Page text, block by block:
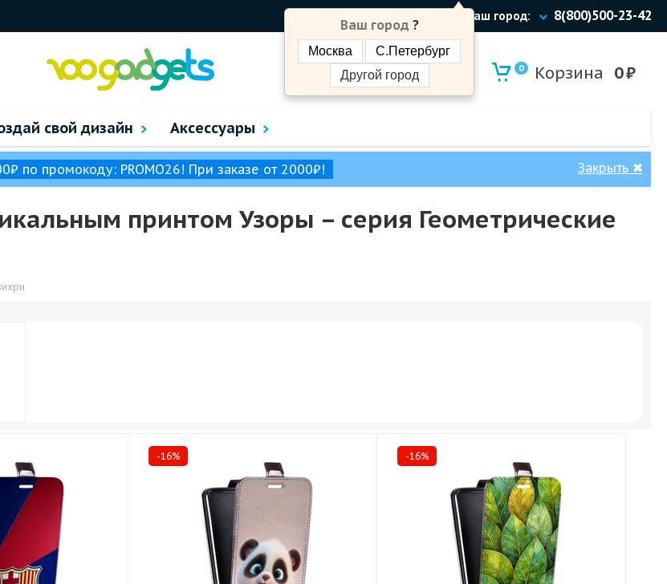
Ваш город:
Ваш город ?
Москва
С.Петербург
Другой город
8(800)500-23-42
0 Корзина 0₽
свой дизайн Аксессуары
по промокоду: PROMO26! При заказе от 2000₽! Закрыть ✖
принтом Узоры – cерия Геометрические
-16% -16%